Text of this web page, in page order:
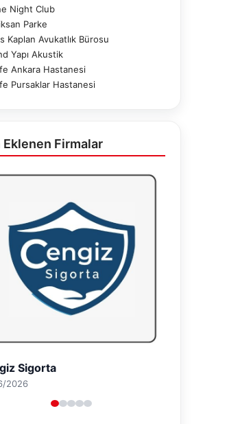
Night Club
Parke
Kaplan Avukatlık Bürosu
Yapı Akustik
Ankara Hastanesi
Pursaklar Hastanesi
Eklenen Firmalar
Beton
2026